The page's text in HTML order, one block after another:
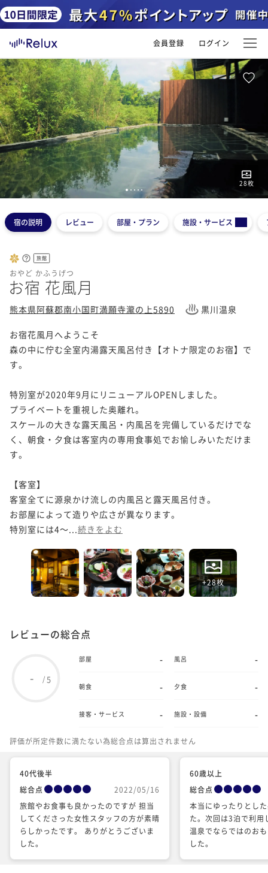
会員登録 ログイン
28枚
1 2345
宿の説明 レビュー 部屋・プラン 施設・サービス
旅館
おやど かふうげつ
お宿 花風月
熊本県阿蘇郡南小国町満願寺瀧の上5890 黒川温泉
お宿花風月へようこそ
森の中に佇む全室内湯露天風呂付き【オトナ限定のお宿】で
す。
特別室が2020年9月にリニューアルOPENしました。
プライベートを重視した奥離れ。
スケールの大きな露天風呂・内風呂を完備しているだけでな
く、朝食・夕食は客室内の専用食事処でお愉しみいただけま
す。
【客室】
客室全てに源泉かけ流しの内風呂と露天風呂付き。
お部屋によって造りや広さが異なります。
特別室には4～... 続きをよむ
+28枚
レビューの総合点
- / 5
部屋 - 風呂 -
朝食 - 夕食 -
接客・サービス - 施設・設備 -
評価が所定件数に満たない為総合点は算出されません
40代後半
総合点
2022/05/16
旅館やお食事も良かったのですが 担当
してくださった女性スタッフの方が素晴
らしかったです。 ありがとうございま
した。
60歳以上
総合点
本当にゆったりとし
た。次回は3泊で利用
温泉でならではのお
した。